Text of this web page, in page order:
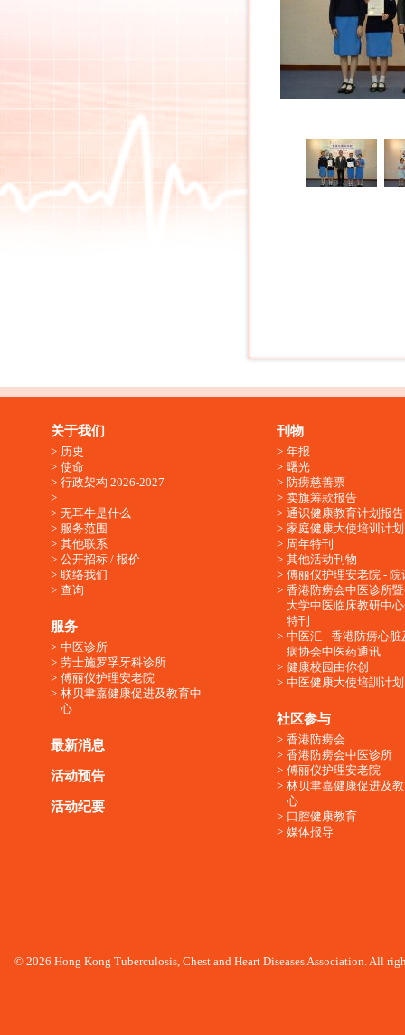
关于我们
历史
使命
行政架构 2026-2027
无耳牛是什么
服务范围
其他联系
公开招标 / 报价
联络我们
查询
服务
中医诊所
劳士施罗孚牙科诊所
傅丽仪护理安老院
林贝聿嘉健康促进及教育中
心
最新消息
活动预告
活动纪要
刊物
年报
曙光
防痨慈善票
卖旗筹款报告
通识健康教育计划报告
家庭健康大使培训计划
周年特刊
其他活动刊物
傅丽仪护理安老院 - 院
香港防痨会中医诊所
大学中医临床教研中
特刊
中医汇 - 香港防痨心脏
病协会中医药通讯
健康校园由你创
中医健康大使培訓计划
社区参与
香港防痨会
香港防痨会中医诊所
傅丽仪护理安老院
林贝聿嘉健康促进及
心
口腔健康教育
媒体报导
© 2026 Hong Kong Tuberculosis, Chest and Heart Diseases Association. All